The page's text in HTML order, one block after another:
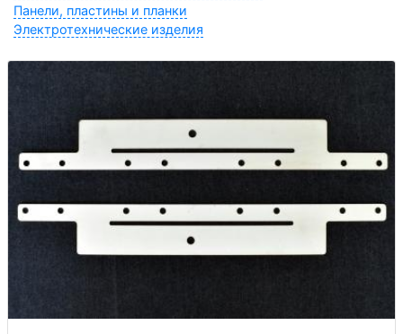
Панели, пластины и планки
Электротехнические изделия